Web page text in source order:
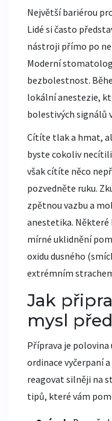
Největší bariérou
Lidé si často
nástroji přímo po
Moderní
bezbolestnost.
lokální anestezie,
bolestivých signálů
Cítíte tlak a hmat,
byste cokoliv
však cítíte něco
pozvedněte ruku.
zpětnou vazbu a
anestetika. Některé
mírné uklidnění
oxidu dusného
extrémním
Jak
mysl
Příprava je polovina
ordinace vyčerpaní
reagovat silněji na
tipů, které vám